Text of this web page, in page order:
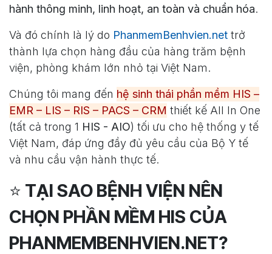
hành thông minh, linh hoạt, an toàn và chuẩn hóa.
Và đó chính là lý do PhanmemBenhvien.net trở
thành lựa chọn hàng đầu của hàng trăm bệnh
viện, phòng khám lớn nhỏ tại Việt Nam.
Chúng tôi mang đến hệ sinh thái phần mềm HIS –
EMR – LIS – RIS – PACS – CRM thiết kế All In One
(tất cả trong 1 HIS - AIO) tối ưu cho hệ thống y tế
Việt Nam, đáp ứng đầy đủ yêu cầu của Bộ Y tế
và nhu cầu vận hành thực tế.
⭐ TẠI SAO BỆNH VIỆN NÊN
CHỌN PHẦN MỀM HIS CỦA
PHANMEMBENHVIEN.NET?